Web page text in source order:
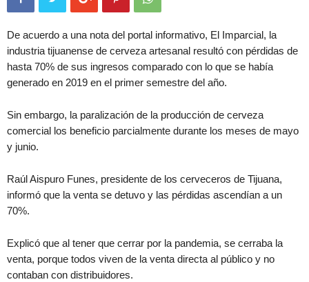
De acuerdo a una nota del portal informativo, El Imparcial, la
industria tijuanense de cerveza artesanal resultó con pérdidas de
hasta 70% de sus ingresos comparado con lo que se había
generado en 2019 en el primer semestre del año.
Sin embargo, la paralización de la producción de cerveza
comercial los beneficio parcialmente durante los meses de mayo
y junio.
Raúl Aispuro Funes, presidente de los cerveceros de Tijuana,
informó que la venta se detuvo y las pérdidas ascendían a un
70%.
Explicó que al tener que cerrar por la pandemia, se cerraba la
venta, porque todos viven de la venta directa al público y no
contaban con distribuidores.